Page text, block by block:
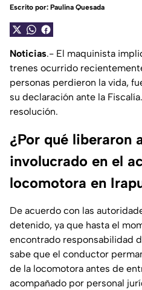
Escrito por: Paulina Quesada
Noticias.- El maquinista
trenes ocurrido
personas perdieron la vida,
su declaración ante la
resolución.
¿Por qué liberaron
involucrado en el
locomotora en
De acuerdo con las
detenido, ya que hasta el
encontrado responsabilidad
sabe que el conductor
de la locomotora antes de
acompañado por personal